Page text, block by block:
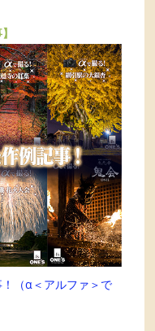
】
（α＜アルファ＞で